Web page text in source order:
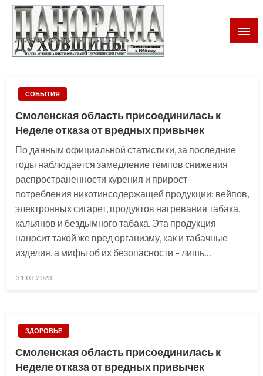
СОБЫТИЯ
Смоленская область присоединилась к
Неделе отказа от вредных привычек
По данным официальной статистики, за последние
годы наблюдается замедление темпов снижения
распространенности курения и прирост
потребления никотинсодержащей продукции: вейпов,
электронных сигарет, продуктов нагревания табака,
кальянов и бездымного табака. Эта продукция
наносит такой же вред организму, как и табачные
изделия, а мифы об их безопасности – лишь…
Posted
31.03.2023
ЗДОРОВЬЕ
Смоленская область присоединилась к
Неделе отказа от вредных привычек